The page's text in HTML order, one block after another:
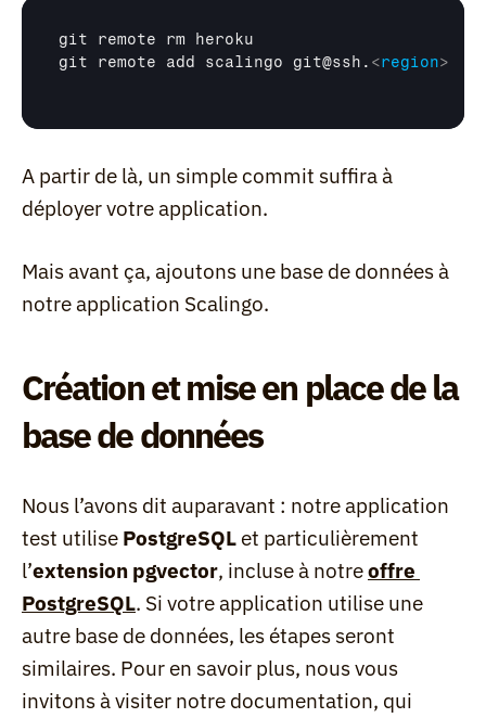
git remote rm
heroku
git remote add scalingo git@ssh . <region>
A partir de là, un simple commit suffira à
déployer votre application.
Mais avant ça, ajoutons une base de données à
notre application Scalingo.
Création et mise en place de la
base de données
Nous l’avons dit auparavant : notre application
test utilise PostgreSQL et particulièrement
l’extension pgvector, incluse à notre offre
PostgreSQL. Si votre application utilise une
autre base de données, les étapes seront
similaires. Pour en savoir plus, nous vous
invitons à visiter notre documentation, qui